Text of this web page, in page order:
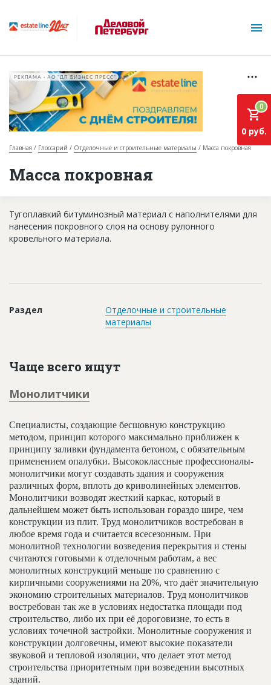
О проекте
База строящихся объектов
Инвестпроекты
Контакты
Личный кабинет
РЕКЛАМА • АО "ДП БИЗНЕС ПРЕСС"
Главная Глоссарий Отделочные и строительные материалы Масса покровная
Масса покровная
0
0 руб.
Тугоплавкий битуминозный материал с наполнителями для
нанесения покровного слоя на основу рулонного
кровельного материала.
Раздел
Отделочные и строительные
материалы
Чаще всего ищут
Монолитчики
Специалисты, создающие бесшовную конструкцию
методом, принцип которого максимально приближен к
принципу заливки фундамента бетоном, с обязательным
применением опалубки. Высококлассные профессионалы-
монолитчики могут создавать здания и сооружения
различных форм, вплоть до криволинейных элементов.
Монолитчики возводят жесткий каркас, который в
дальнейшем может быть использован гораздо шире, чем
конструкции из плит. Труд монолитчиков востребован в
любое время года и считается всесезонным. При
монолитной технологии возведения перекрытия и стены
считаются готовыми к отделочным работам, а вес
монолитных конструкций меньше по сравнению с
кирпичными сооружениями на 20%, что даёт значительную
экономию строительных материалов. Труд монолитчиков
востребован так же в условиях недостатка площади под
строительство, либо их при её дороговизне, то есть в
условиях точечной застройки. Монолитные сооружения и
конструкции долговечны, имеют высокие показатели
звуковой и тепловой изоляции, что делает этот метод
строительства приоритетным при возведении высотных
зданий.